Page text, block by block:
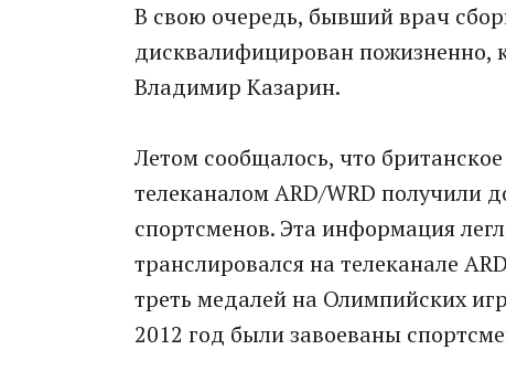
В свою очередь, бывший врач
дисквалифицирован пожизненно,
Владимир Казарин.
Летом сообщалось, что
телеканалом ARD/WRD получили
спортсменов. Эта информация
транслировался на телеканале
треть медалей на Олимпийских
2012 год были завоеваны